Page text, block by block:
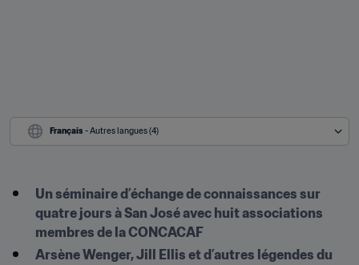
Français - Autres langues (4)
Un séminaire d’échange de connaissances sur
quatre jours à San José avec huit associations
membres de la CONCACAF
Arsène Wenger, Jill Ellis et d’autres légendes du